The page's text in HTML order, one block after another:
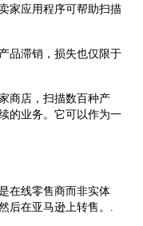
家应用程序可帮助扫描
品滞销，损失也仅限于
商店，扫描数百种产
的业务。它可以作为一
在线零售商而非实体
后在亚马逊上转售。.